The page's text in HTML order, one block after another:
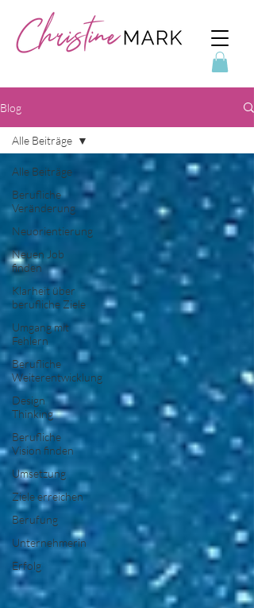
Blog
Alle Beiträge
Berufliche
Veränderung
Neuorientierung
Neuen Job
finden
Klarheit über
berufliche Ziele
Umgang mit
Fehlern
Berufliche
Weiterentwicklung
Design
Thinking
Berufliche
Vision finden
Umsetzung
Ziele erreichen
Berufung
Unternehmerin
Erfolg
Alle Beiträge